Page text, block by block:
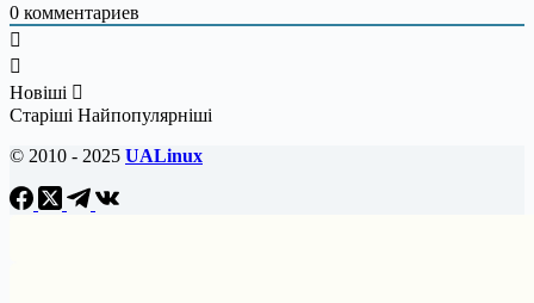
0 комментариев
Новіші
Старіші Найпопулярніші
© 2010 - 2025 UALinux